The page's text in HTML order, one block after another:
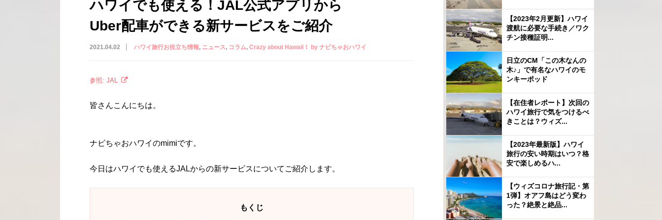
ハワイでも使える！JAL公式アプリから
Uber配車ができる新サービスをご紹介
2021.04.02 ハワイ旅行お役立ち情報 ニュース コラム Crazy about Hawaii！ by ナビちゃおハワイ
参照: JAL
皆さんこんにちは。
ナビちゃおハワイのmimiです。
今日はハワイでも使えるJALからの新サービスについてご紹介します。
もくじ
【2023年2月更新】ハワイ
渡航に必要な手続き／ワク
チン接種証明...
日立のCM「この木なんの
木♪」で有名なハワイのモ
ンキーポッド
【在住者レポート】次回の
ハワイ旅行で気をつけるべ
きことは？ウィズ...
【2023年最新版】ハワイ
旅行の安い時期はいつ？格
安で楽しめるハ...
【ウィズコロナ旅行記・第
1弾】オアフ島はどう変わ
った？絶景と絶品...